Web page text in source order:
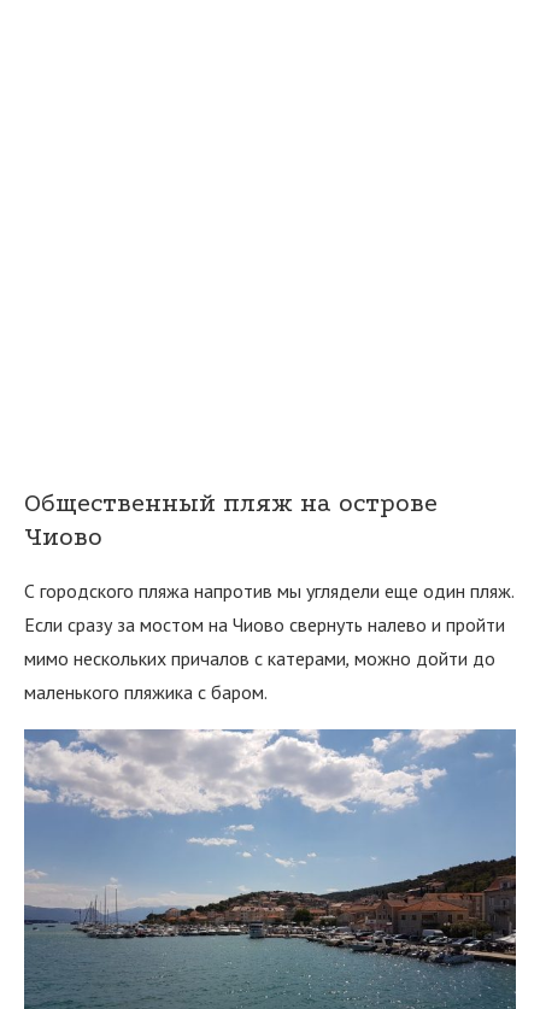
Общественный пляж на острове
Чиово
С городского пляжа напротив мы углядели еще один пляж.
Если сразу за мостом на Чиово свернуть налево и пройти
мимо нескольких причалов с катерами, можно дойти до
маленького пляжика с баром.